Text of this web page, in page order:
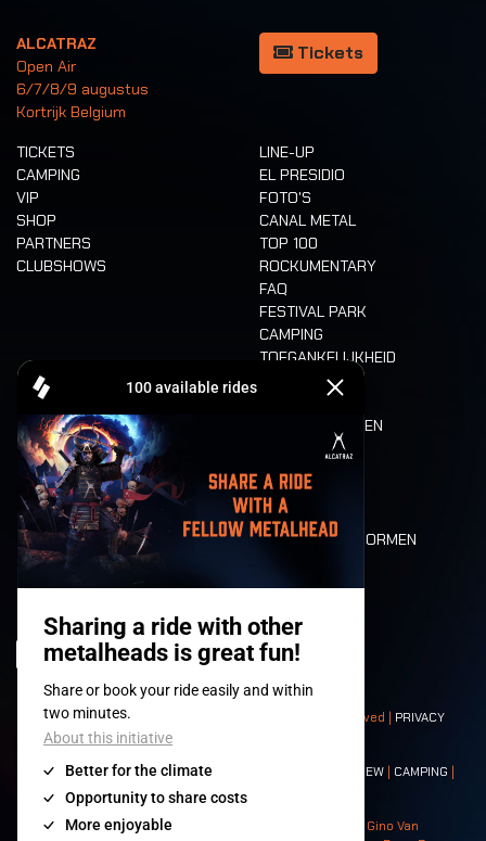
ALCATRAZ
Open Air
6/7/8/9 augustus
Kortrijk Belgium
Tickets
TICKETS
CAMPING
VIP
SHOP
PARTNERS
CLUBSHOWS
LINE-UP
EL PRESIDIO
FOTO'S
CANAL METAL
TOP 100
ROCKUMENTARY
FAQ
FESTIVAL PARK
CAMPING
TOEGANKELIJKHEID
CASHLESS
ETEN EN DRINKEN
MOBILITEIT
LONE WOLVES
PLATTEGROND
DEATH RIDE
WAARDEN EN NORMEN
HISTORIEK
© 2008-2026- Apache Productions VZW – All rights reserved | PRIVACY
POLICY|ALGEMENE VOORWAARDEN
Contact:GENERAL| PARTNERSHIPS CREW | CAMPING |
NEIGHBOURS
Photos: Ann Kermans - Hans Van Hoof - Eliaz Bruggeman - Gino Van